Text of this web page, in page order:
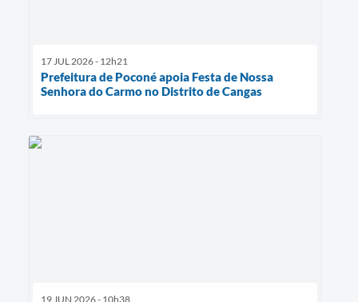
17 JUL 2026 - 12h21
Prefeitura de Poconé apoia Festa de Nossa
Senhora do Carmo no Distrito de Cangas
19 JUN 2026 - 10h38